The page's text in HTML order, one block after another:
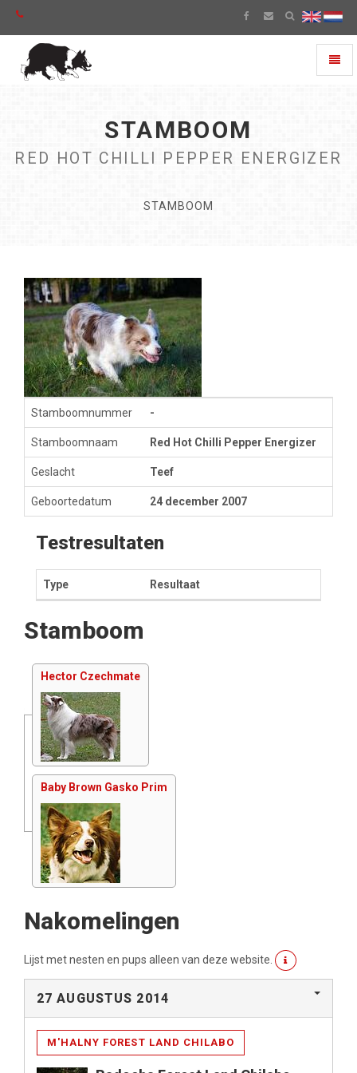
STAMBOOM
RED HOT CHILLI PEPPER ENERGIZER
STAMBOOM
Stamboomnummer -
Stamboomnaam Red Hot Chilli Pepper Energizer
Geslacht Teef
Geboortedatum 24 december 2007
Testresultaten
Type Resultaat
Stamboom
Hector Czechmate
Baby Brown Gasko Prim
Nakomelingen
Lijst met nesten en pups alleen van deze website.
27 AUGUSTUS 2014
M'HALNY FOREST LAND CHILABO